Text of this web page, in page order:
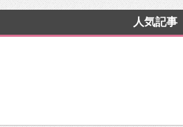
人気記事